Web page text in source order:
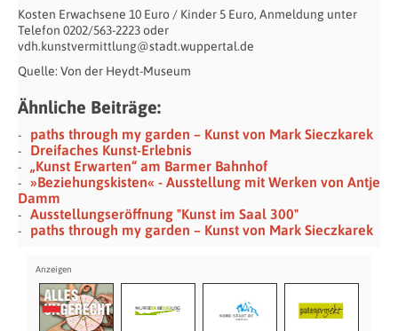
Kosten Erwachsene 10 Euro / Kinder 5 Euro, Anmeldung unter
Telefon 0202/563-2223 oder
vdh.kunstvermittlung@stadt.wuppertal.de
Quelle: Von der Heydt-Museum
Ähnliche Beiträge:
paths through my garden – Kunst von Mark Sieczkarek
Dreifaches Kunst-Erlebnis
„Kunst Erwarten“ am Barmer Bahnhof
»Beziehungskisten« - Ausstellung mit Werken von Antje
Damm
Ausstellungseröffnung "Kunst im Saal 300"
paths through my garden – Kunst von Mark Sieczkarek